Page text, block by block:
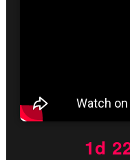
1d